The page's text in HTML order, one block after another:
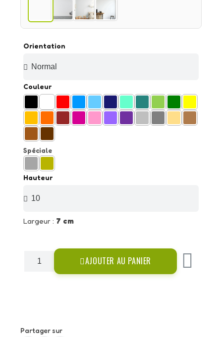
Orientation
Couleur
Spéciale
Hauteur
Largeur : 7 cm
AJOUTER AU PANIER
Partager sur